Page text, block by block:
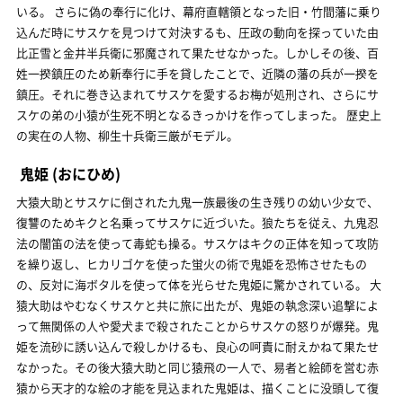
いる。 さらに偽の奉行に化け、幕府直轄領となった旧・竹間藩に乗り
込んだ時にサスケを見つけて対決するも、圧政の動向を探っていた由
比正雪と金井半兵衛に邪魔されて果たせなかった。しかしその後、百
姓一揆鎮圧のため新奉行に手を貸したことで、近隣の藩の兵が一揆を
鎮圧。それに巻き込まれてサスケを愛するお梅が処刑され、さらにサ
スケの弟の小猿が生死不明となるきっかけを作ってしまった。 歴史上
の実在の人物、柳生十兵衛三厳がモデル。
鬼姫 (おにひめ)
大猿大助とサスケに倒された九鬼一族最後の生き残りの幼い少女で、
復讐のためキクと名乗ってサスケに近づいた。狼たちを従え、九鬼忍
法の闇笛の法を使って毒蛇も操る。サスケはキクの正体を知って攻防
を繰り返し、ヒカリゴケを使った蛍火の術で鬼姫を恐怖させたもの
の、反対に海ボタルを使って体を光らせた鬼姫に驚かされている。 大
猿大助はやむなくサスケと共に旅に出たが、鬼姫の執念深い追撃によ
って無関係の人や愛犬まで殺されたことからサスケの怒りが爆発。鬼
姫を流砂に誘い込んで殺しかけるも、良心の呵責に耐えかねて果たせ
なかった。その後大猿大助と同じ猿飛の一人で、易者と絵師を営む赤
猿から天才的な絵の才能を見込まれた鬼姫は、描くことに没頭して復